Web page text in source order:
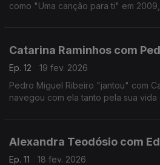
como "Uma canção para ti" em
Catarina Raminhos com
Ep. 12
19 fev. 2026
Pedro Miguel Ribeiro "jantou" com
navegou com ela tanto pela sua
Alexandra Teodósio com
Ep. 11
18 fev. 2026